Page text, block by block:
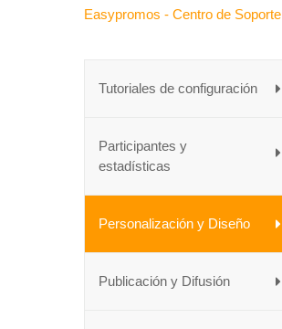
Easypromos - Centro de Soporte
Tutoriales de configuración
Participantes y
estadísticas
Personalización y Diseño
Publicación y Difusión